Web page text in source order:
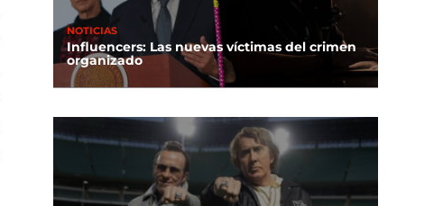
NOTICIAS
Influencers: Las nuevas víctimas del crimen
organizado